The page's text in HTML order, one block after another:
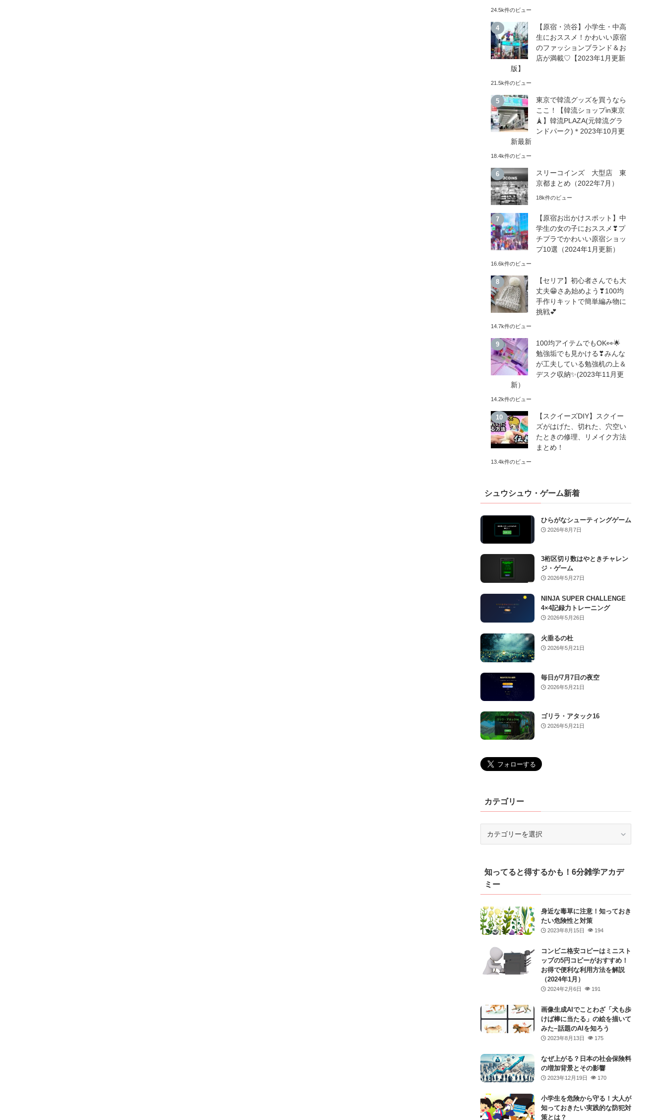
24.5k件のビュー
【原宿・渋谷】小学生・中高
生におススメ！かわいい原宿
のファッションブランド＆お
店が満載♡【2023年1月更新
版】
21.5k件のビュー
東京で韓流グッズを買うなら
ここ！【韓流ショップin東京
🗼】韓流PLAZA(元韓流グラ
ンドパーク)＊2023年10月更
新最新
18.4k件のビュー
スリーコインズ 大型店 東
京都まとめ（2022年7月）
18k件のビュー
【原宿お出かけスポット】中
学生の女の子におススメ❣プ
チプラでかわいい原宿ショッ
プ10選（2024年1月更新）
16.6k件のビュー
【セリア】初心者さんでも大
丈夫😁さあ始めよう❣100均
手作りキットで簡単編み物に
挑戦💕
14.7k件のビュー
100均アイテムでもOK👀🌟
勉強垢でも見かける❣みんな
が工夫している勉強机の上＆
デスク収納✨(2023年11月更
新）
14.2k件のビュー
【スクイーズDIY】スクイー
ズがはげた、切れた、穴空い
たときの修理、リメイク方法
まとめ！
13.4k件のビュー
シュウシュウ・ゲーム新着
ひらがなシューティングゲーム
2026年8月7日
3桁区切り数はやときチャレン
ジ・ゲーム
2026年5月27日
NINJA SUPER CHALLENGE
4×4記録力トレーニング
2026年5月26日
火垂るの杜
2026年5月21日
毎日が7月7日の夜空
2026年5月21日
ゴリラ・アタック16
2026年5月21日
カテゴリー
ー知ってると得するかも！6分雑学アカデ
ミー
身近な毒草に注意！知っておき
たい危険性と対策
2023年8月15日 194
コンビニ格安コピーはミニスト
ップの5円コピーがおすすめ！
お得で便利な利用方法を解説
（2024年1月）
2024年2月6日 191
画像生成AIでことわざ「犬も歩
けば棒に当たる」の絵を描いて
みた−話題のAIを知ろう
2023年8月13日 175
なぜ上がる？日本の社会保険料
の増加背景とその影響
2023年12月19日 170
小学生を危険から守る！大人が
知っておきたい実践的な防犯対
策とは？